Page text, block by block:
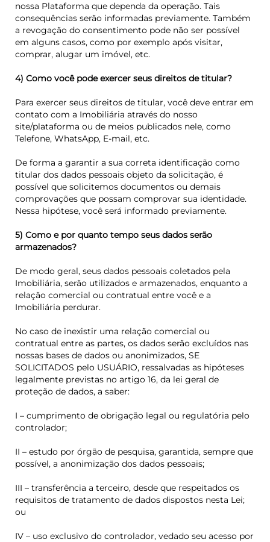
nossa Plataforma que dependa da operação. Tais
consequências serão informadas previamente. Também
a revogação do consentimento pode não ser possível
em alguns casos, como por exemplo após visitar,
comprar, alugar um imóvel, etc.
4) Como você pode exercer seus direitos de titular?
Para exercer seus direitos de titular, você deve entrar em
contato com a Imobiliária através do nosso
site/plataforma ou de meios publicados nele, como
Telefone, WhatsApp, E-mail, etc.
De forma a garantir a sua correta identificação como
titular dos dados pessoais objeto da solicitação, é
possível que solicitemos documentos ou demais
comprovações que possam comprovar sua identidade.
Nessa hipótese, você será informado previamente.
5) Como e por quanto tempo seus dados serão
armazenados?
De modo geral, seus dados pessoais coletados pela
Imobiliária, serão utilizados e armazenados, enquanto a
relação comercial ou contratual entre você e a
Imobiliária perdurar.
No caso de inexistir uma relação comercial ou
contratual entre as partes, os dados serão excluídos nas
nossas bases de dados ou anonimizados, SE
SOLICITADOS pelo USUÁRIO, ressalvadas as hipóteses
legalmente previstas no artigo 16, da lei geral de
proteção de dados, a saber:
I – cumprimento de obrigação legal ou regulatória pelo
controlador;
II – estudo por órgão de pesquisa, garantida, sempre que
possível, a anonimização dos dados pessoais;
III – transferência a terceiro, desde que respeitados os
requisitos de tratamento de dados dispostos nesta Lei;
ou
IV – uso exclusivo do controlador, vedado seu acesso por